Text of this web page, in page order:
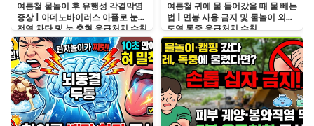
여름철 물놀이 후 유행성 각결막염
증상 | 아데노바이러스 아폴로 눈병
전염 차단 및 눈 충혈 응급처치 수칙
여름철 귀에 물 들어갔을 때 물 빼는
법 | 면봉 사용 금지 및 물놀이 외이
도염 통증 응급처치 수칙